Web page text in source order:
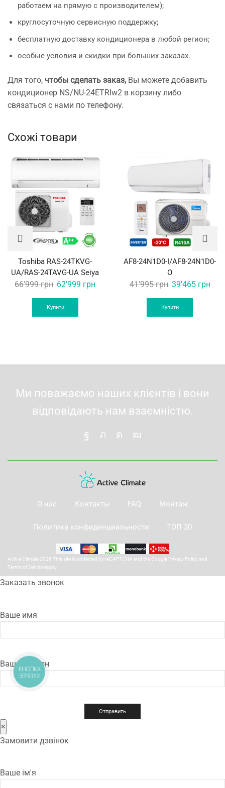
работаем на прямую с производителем);
круглосуточную сервисную поддержку;
бесплатную доставку кондиционера в любой регион;
особые условия и скидки при больших заказах.
Для того, чтобы сделать заказ, Вы можете добавить
кондиционер NS/NU-24ETRIw2 в корзину либо
связаться с нами по телефону.
Схожі товари
Toshiba RAS-24TKVG-
UA/RAS-24TAVG-UA Seiya
66'999грн Original
price
was:
62'999 грн
Купити
AF8-24N1D0-I/AF8-24N1D0-
O
41'995грн Original
price
was:
39'465 грн
Купити
Ми поважаємо наших клієнтів і вони
відповідають нам взаємністю.
О нас Контакты FAQ Монтаж
Политика конфиденциальности ТОП 20
Active Climate 2026 This site is protected by reCAPTCHA and the Google Privacy Policy and
Terms of Service apply.
Заказать звонок
Ваше имя
Ваш телефон
×
Замовити дзвінок
Ваше ім'я
КНОПКА
ЗВ'ЯЗКУ